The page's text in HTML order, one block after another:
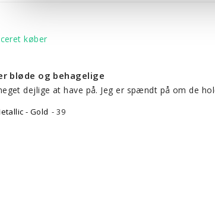
bløde og behagelige
dejlige at have på. Jeg er spændt på om de
- Gold 39